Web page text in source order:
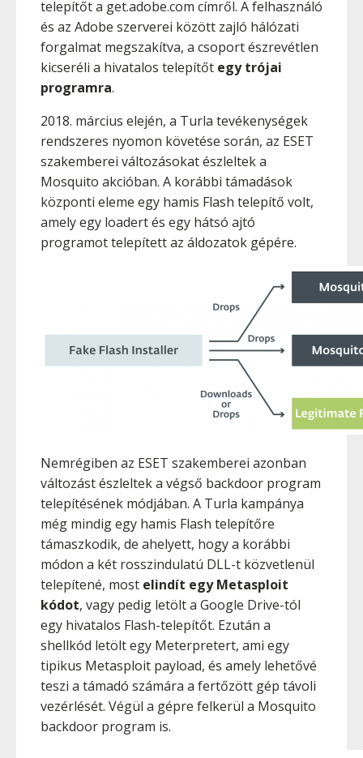
telepítőt a get.adobe.com címről. A felhasználó
és az Adobe szerverei között zajló hálózati
forgalmat megszakítva, a csoport észrevétlen
kicseréli a hivatalos telepítőt egy trójai
programra.
2018. március elején, a Turla tevékenységek
rendszeres nyomon követése során, az ESET
szakemberei változásokat észleltek a
Mosquito akcióban. A korábbi támadások
központi eleme egy hamis Flash telepítő volt,
amely egy loadert és egy hátsó ajtó
programot telepített az áldozatok gépére.
Nemrégiben az ESET szakemberei azonban
változást észleltek a végső backdoor program
telepítésének módjában. A Turla kampánya
még mindig egy hamis Flash telepítőre
támaszkodik, de ahelyett, hogy a korábbi
módon a két rosszindulatú DLL-t közvetlenül
telepítené, most elindít egy Metasploit
kódot, vagy pedig letölt a Google Drive-tól
egy hivatalos Flash-telepítőt. Ezután a
shellkód letölt egy Meterpretert, ami egy
tipikus Metasploit payload, és amely lehetővé
teszi a támadó számára a fertőzött gép távoli
vezérlését. Végül a gépre felkerül a Mosquito
backdoor program is.